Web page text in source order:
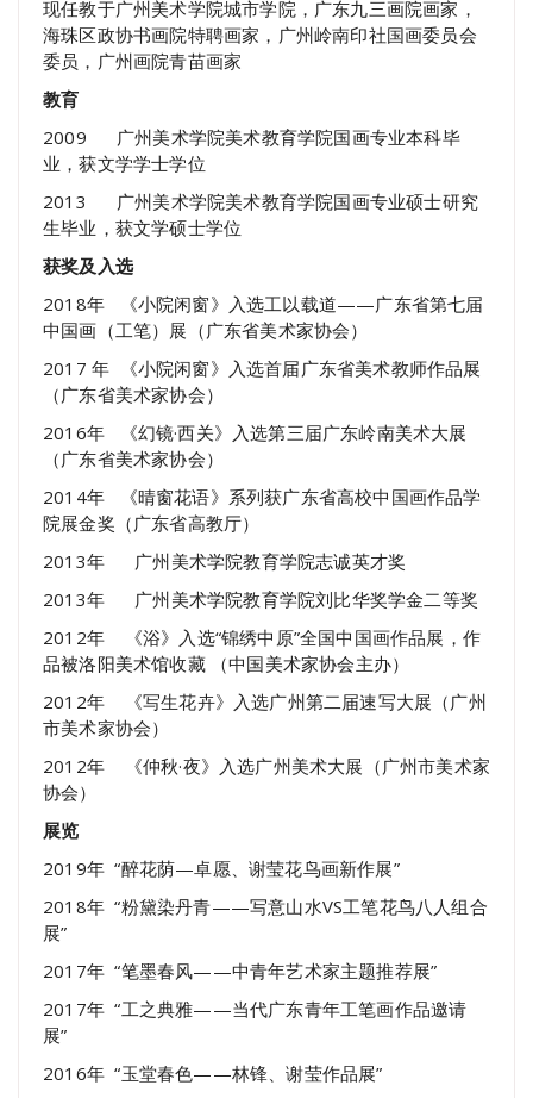
现任教于广州美术学院城市学院，广东九三画院画家，
海珠区政协书画院特聘画家，广州岭南印社国画委员会
委员，广州画院青苗画家
教育
2009 广州美术学院美术教育学院国画专业本科毕
业，获文学学士学位
2013 广州美术学院美术教育学院国画专业硕士研究
生毕业，获文学硕士学位
获奖及入选
2018年 《小院闲窗》入选工以载道——广东省第七届
中国画（工笔）展（广东省美术家协会）
2017 年 《小院闲窗》入选首届广东省美术教师作品展
（广东省美术家协会）
2016年 《幻镜·西关》入选第三届广东岭南美术大展
（广东省美术家协会）
2014年 《晴窗花语》系列获广东省高校中国画作品学
院展金奖（广东省高教厅）
2013年 广州美术学院教育学院志诚英才奖
2013年 广州美术学院教育学院刘比华奖学金二等奖
2012年 《浴》入选“锦绣中原”全国中国画作品展，作
品被洛阳美术馆收藏 （中国美术家协会主办）
2012年 《写生花卉》入选广州第二届速写大展（广州
市美术家协会）
2012年 《仲秋·夜》入选广州美术大展（广州市美术家
协会）
展览
2019年 “醉花荫—卓愿、谢莹花鸟画新作展”
2018年 “粉黛染丹青——写意山水VS工笔花鸟八人组合
展”
2017年 “笔墨春风——中青年艺术家主题推荐展”
2017年 “工之典雅——当代广东青年工笔画作品邀请
展”
2016年 “玉堂春色——林锋、谢莹作品展”